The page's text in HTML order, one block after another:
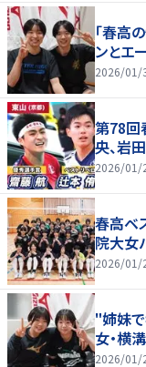
「春高
ンとエ
2026/01/
第78回
央、岩
2026/01/
春高ベ
院大女
2026/01/
"姉妹
女・横
2026/01/